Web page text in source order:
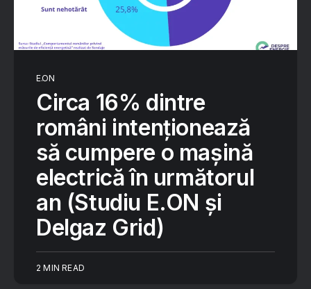
E.ON
Circa 16% dintre
români intenționează
să cumpere o mașină
electrică în următorul
an (Studiu E.ON și
Delgaz Grid)
2 MIN READ